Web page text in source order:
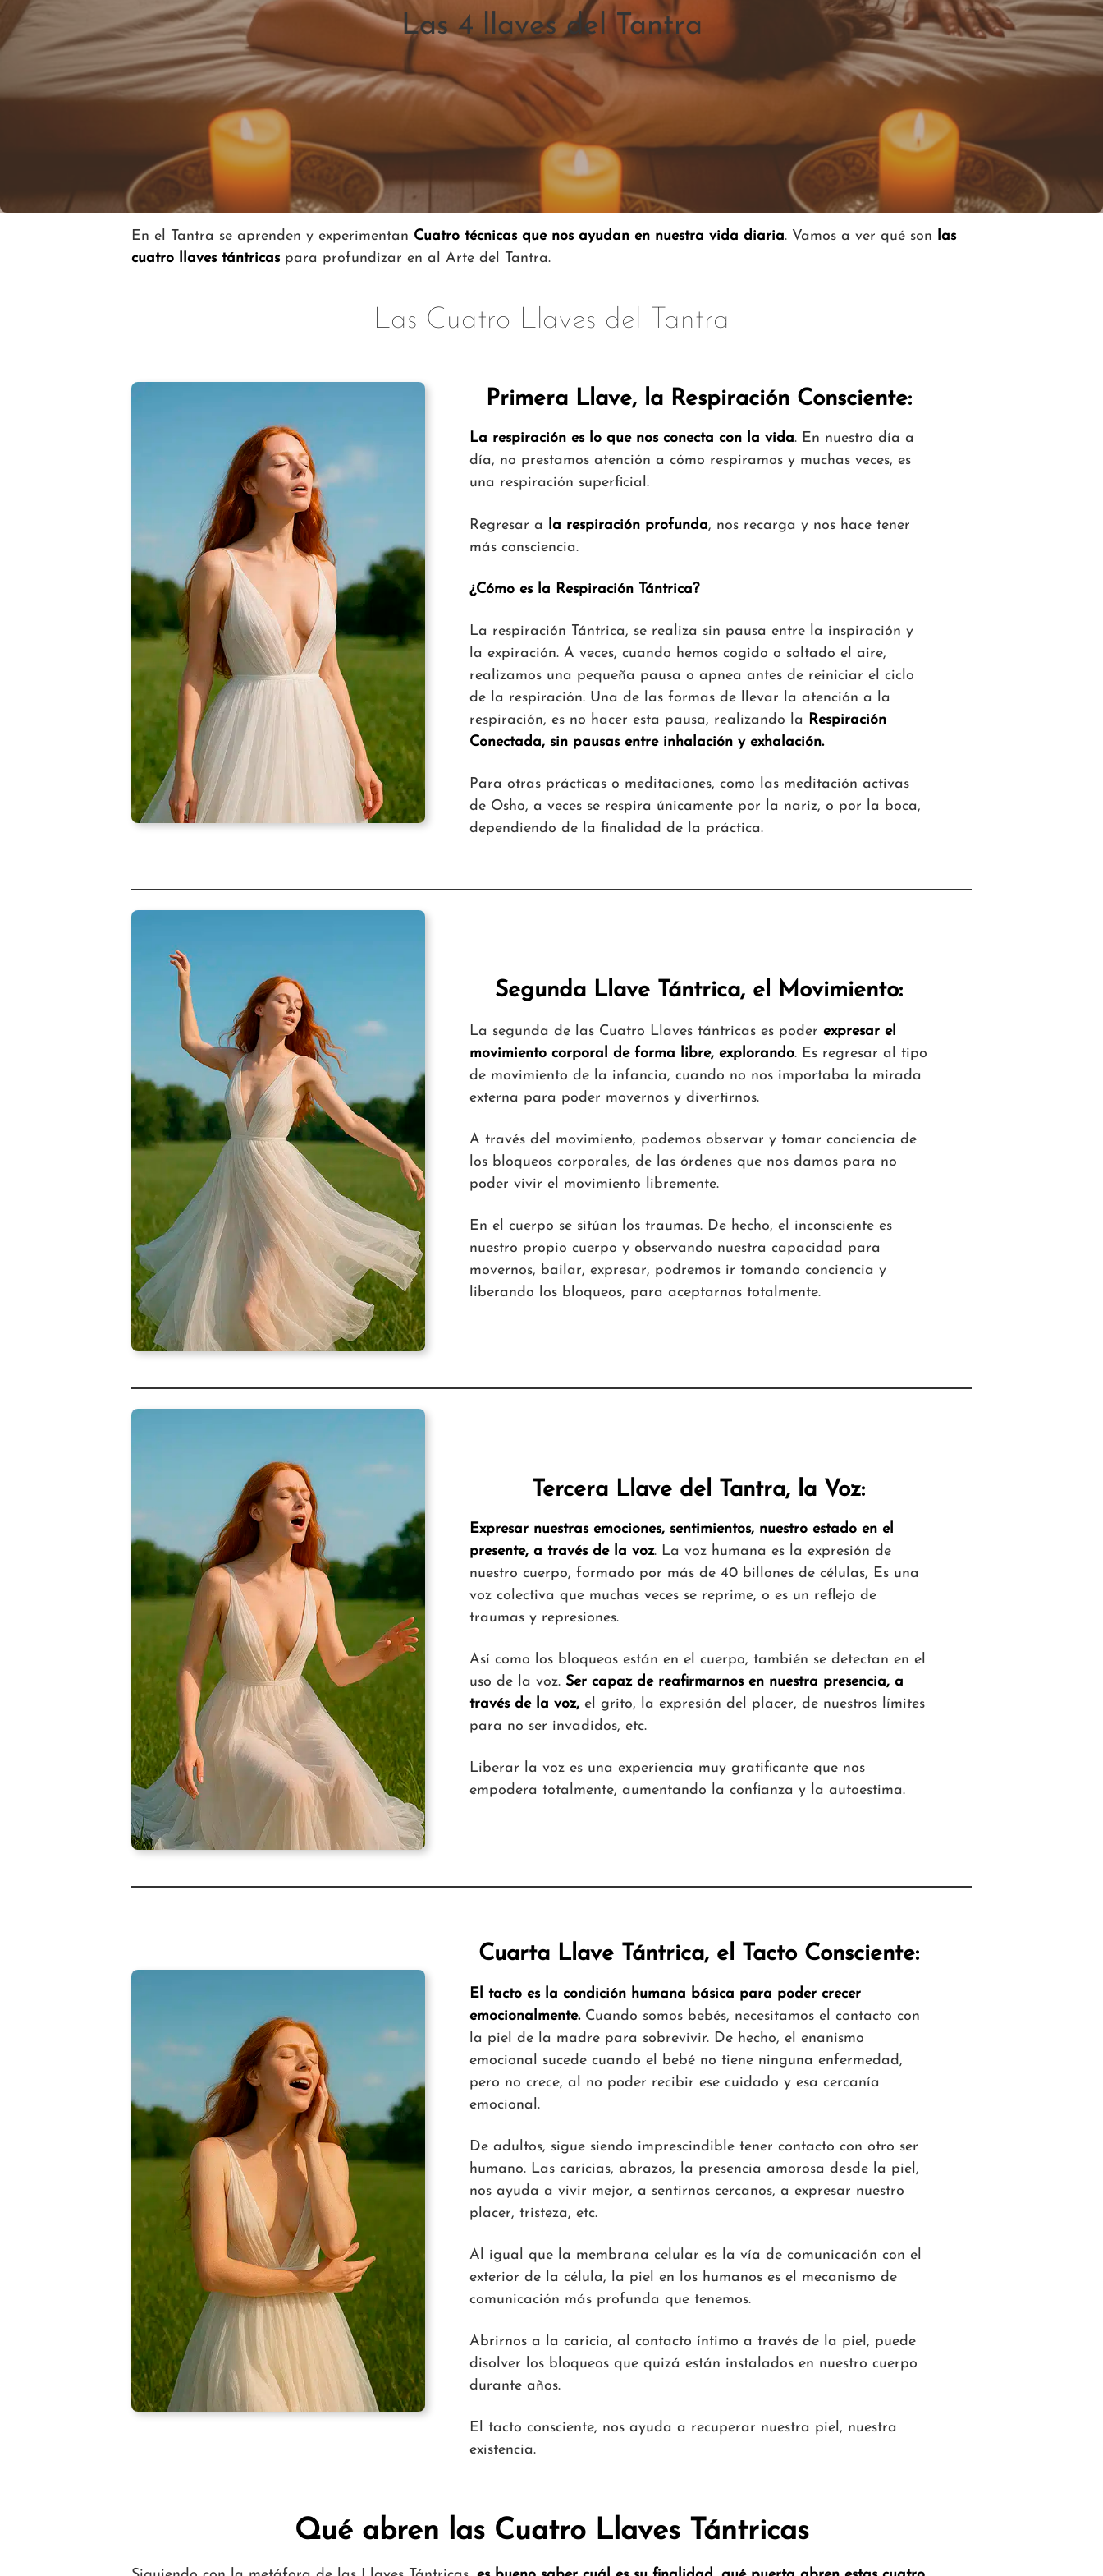
Las 4 llaves del Tantra
En el Tantra se aprenden y experimentan Cuatro técnicas que nos ayudan en nuestra vida diaria. Vamos a ver qué son
las
cuatro llaves tántricaspara profundizar en al Arte del Tantra.
Las Cuatro Llaves del Tantra
Primera Llave, la Respiración Consciente:
La respiración es lo que nos conecta con la vida. En nuestro día a
día, no prestamos atención a cómo respiramos y muchas veces, es
una respiración superficial.
Regresar a la respiración profunda, nos recarga y nos hace tener
más consciencia.
¿Cómo es la Respiración Tántrica?
La respiración Tántrica, se realiza sin pausa entre la inspiración y
la expiración. A veces, cuando hemos cogido o soltado el aire,
realizamos una pequeña pausa o apnea antes de reiniciar el ciclo
de la respiración. Una de las formas de llevar la atención a la
respiración, es no hacer esta pausa, realizando la
Respiración
Conectada, sin pausas entre inhalación y exhalación.
Para otras prácticas o meditaciones, como las meditación activas
de Osho, a veces se respira únicamente por la nariz, o por la boca,
dependiendo de la finalidad de la práctica.
Segunda Llave Tántrica, el Movimiento:
La segunda de las Cuatro Llaves tántricas es poder expresar el
movimiento corporal de forma libre, explorando. Es regresar al tipo
de movimiento de la infancia, cuando no nos importaba la mirada
externa para poder movernos y divertirnos.
A través del movimiento, podemos observar y tomar conciencia de
los bloqueos corporales, de las órdenes que nos damos para no
poder vivir el movimiento libremente.
En el cuerpo se sitúan los traumas. De hecho, el inconsciente es
nuestro propio cuerpo y observando nuestra capacidad para
movernos, bailar, expresar, podremos ir tomando conciencia y
liberando los bloqueos, para aceptarnos totalmente.
Tercera Llave del Tantra, la Voz:
Expresar nuestras emociones, sentimientos, nuestro estado en el
presente, a través de la voz. La voz humana es la expresión de
nuestro cuerpo, formado por más de 40 billones de células, Es una
voz colectiva que muchas veces se reprime, o es un reflejo de
traumas y represiones.
Así como los bloqueos están en el cuerpo, también se detectan en el
uso de la voz. Ser capaz de reafirmarnos en nuestra presencia, a
través de la voz,el grito, la expresión del placer, de nuestros límites
para no ser invadidos, etc.
Liberar la voz es una experiencia muy gratificante que nos
empodera totalmente, aumentando la confianza y la autoestima.
Cuarta Llave Tántrica, el Tacto Consciente:
El tacto es la condición humana básica para poder crecer
emocionalmente.Cuando somos bebés, necesitamos el contacto con
la piel de la madre para sobrevivir. De hecho, el enanismo
emocional sucede cuando el bebé no tiene ninguna enfermedad,
pero no crece, al no poder recibir ese cuidado y esa cercanía
emocional.
De adultos, sigue siendo imprescindible tener contacto con otro ser
humano. Las caricias, abrazos, la presencia amorosa desde la piel,
nos ayuda a vivir mejor, a sentirnos cercanos, a expresar nuestro
placer, tristeza, etc.
Al igual que la membrana celular es la vía de comunicación con el
exterior de la célula, la piel en los humanos es el mecanismo de
comunicación más profunda que tenemos.
Abrirnos a la caricia, al contacto íntimo a través de la piel, puede
disolver los bloqueos que quizá están instalados en nuestro cuerpo
durante años.
El tacto consciente, nos ayuda a recuperar nuestra piel, nuestra
existencia.
Qué abren las Cuatro Llaves Tántricas